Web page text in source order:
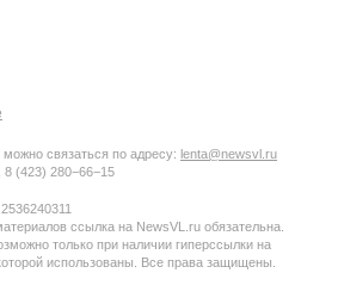
связаться по адресу: lenta@newsvl.ru
(423) 280−66−15
ссылка на NewsVL.ru обязательна.
только при наличии гиперссылки на
использованы. Все права защищены.